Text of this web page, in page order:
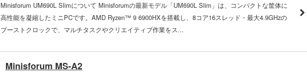
Minisforum UM690L Slimについて Minisforumの最新モデル「UM690L Slim」は、コンパクトな筐体に
高性能を凝縮したミニPCです。AMD Ryzen™ 9 6900HXを搭載し、8コア16スレッド・最大4.9GHzの
ブーストクロックで、マルチタスクやクリエイティブ作業をス...
Minisforum MS-A2